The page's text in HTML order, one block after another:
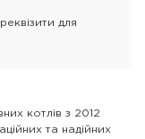
для
котлів з 2012
та надійних